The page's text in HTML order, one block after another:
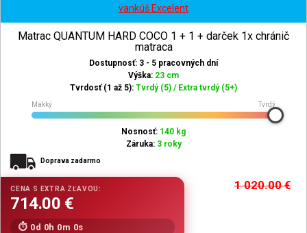
vankúš Excelent
Matrac QUANTUM HARD COCO 1 + 1 + darček 1x chránič
matraca
Dostupnosť: 3 - 5 pracovných dní
Výška: 23 cm
Tvrdosť (1 až 5): Tvrdý (5) / Extra tvrdý (5+)
Mäkký Tvrdý
Nosnosť: 140 kg
Záruka: 3 roky
Doprava zadarmo
1 020.00€
0d 0h 0m 0s